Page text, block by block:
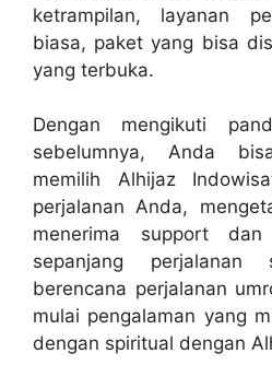
ketrampilan, layanan
biasa, paket yang bisa
yang terbuka.
Dengan mengikuti
sebelumnya, Anda
memilih Alhijaz
perjalanan Anda,
menerima support
sepanjang
berencana perjalanan
mulai pengalaman yang
dengan spiritual dengan